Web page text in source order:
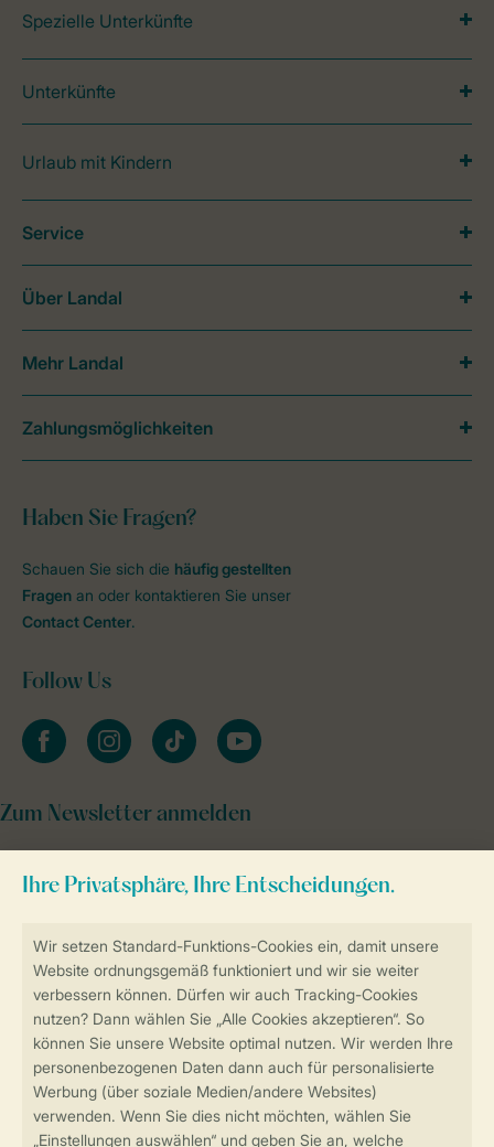
Sicher und schnell zur Online-Buchung
Sichere Datenübertragung
Sicheres Bezahlen
Spezielle Unterkünfte
Unterkünfte
Urlaub mit Kindern
Haben Sie Fragen?
Schauen Sie sich die häufig gestellten
Fragen an oder kontaktieren Sie unser
Contact Center.
Follow Us
facebookinstagramtiktok youtube
Zum Newsletter anmelden
Service
Über Landal
Mehr Landal
Zahlungsmöglichkeiten